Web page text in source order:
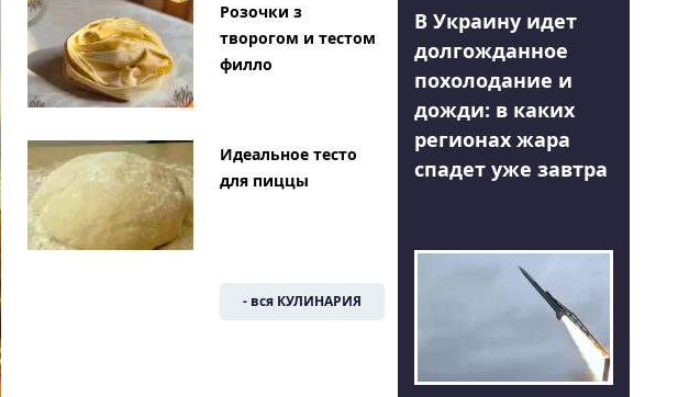
Розочки з
творогом и тестом
филло
Идеальное тесто
для пиццы
- вся КУЛИНАРИЯ
В Украину идет
долгожданное
похолодание и
дожди: в каких
регионах жара
спадет уже завтра